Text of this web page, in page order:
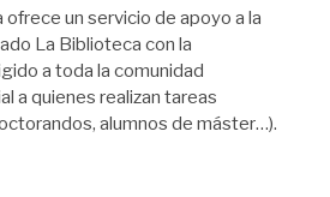
ofrece un servicio de apoyo a la
La Biblioteca con la
a toda la comunidad
a quienes realizan tareas
alumnos de máster…).